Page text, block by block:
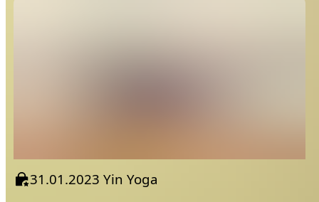
31.01.2023 Yin Yoga